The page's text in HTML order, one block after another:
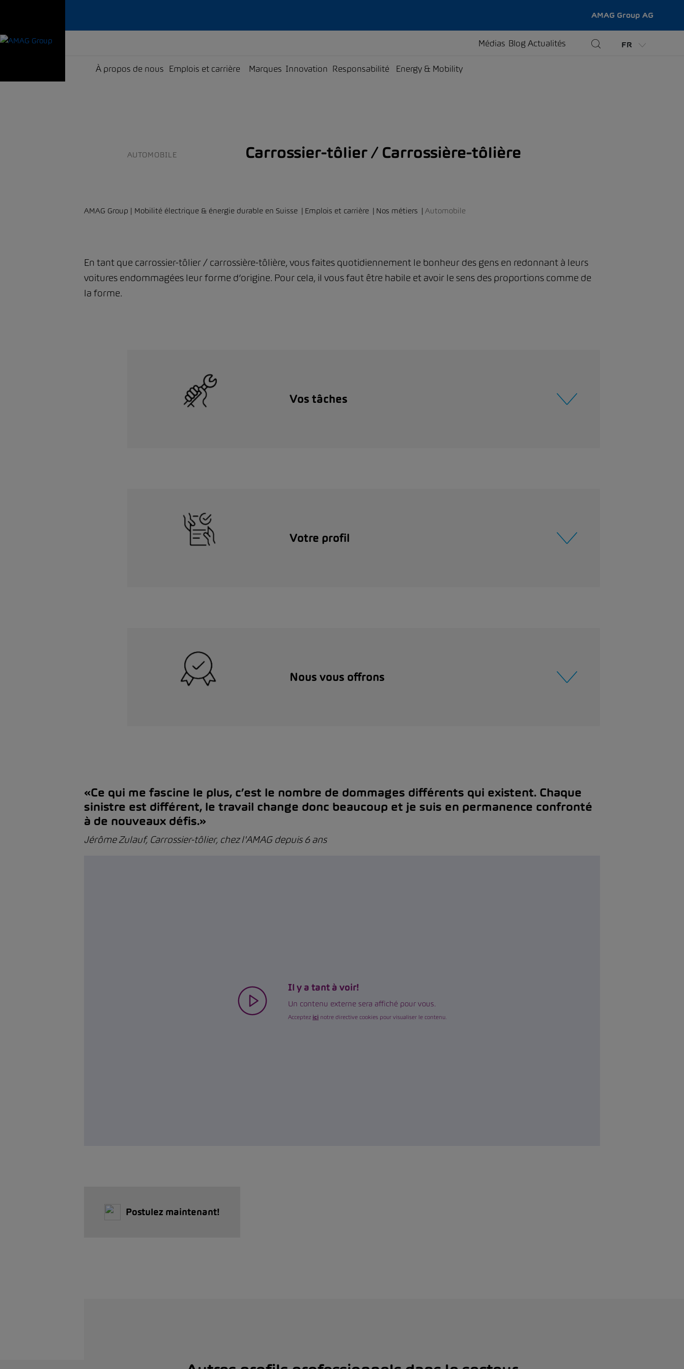
AMAG Group AG
Médias Blog Actualités FR
À propos de nous Emplois et carrière Marques Innovation Responsabilité Energy & Mobility
AUTOMOBILE Carrossier-tôlier / Carrossière-tôlière
AMAG Group | Mobilité électrique & énergie durable en Suisse Emplois et carrière Nos métiers Automobile
En tant que carrossier-tôlier / carrossière-tôlière, vous faites quotidiennement le bonheur des gens en redonnant à leurs
voitures endommagées leur forme d’origine. Pour cela, il vous faut être habile et avoir le sens des proportions comme de
la forme.
Vos tâches
Votre profil
Nous vous offrons
«Ce qui me fascine le plus, c’est le nombre de dommages différents qui existent. Chaque
sinistre est différent, le travail change donc beaucoup et je suis en permanence confronté
à de nouveaux défis.»
Jérôme Zulauf, Carrossier-tôlier, chez l'AMAG depuis 6 ans
Il y a tant à voir!
Un contenu externe sera affiché pour vous.
Acceptez ici notre directive cookies pour visualiser le contenu.
Postulez maintenant!